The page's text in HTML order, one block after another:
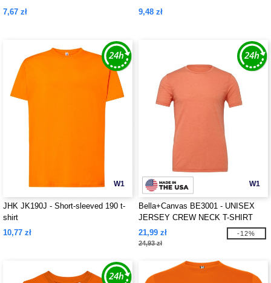
7,67 zł 9,48 zł
W1
JHK JK190J - Short-sleeved 190 t-
shirt
10,77 zł
W1
Bella+Canvas BE3001 - UNISEX
JERSEY CREW NECK T-SHIRT
21,99 zł
24,93 zł
-12%